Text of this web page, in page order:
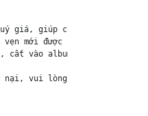
giá, giúp chúng tôi nhanh
vẹn mới được chấp nhận đổi
vào album, hoặc ép giữa
nại, vui lòng liên hệ trực